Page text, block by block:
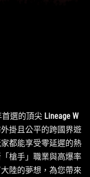
首選的頂尖 Lineage W
掛且公平的跨國界遊
都能享受零延遲的熱
槍手」職業與高爆率
陸的夢想，為您帶來